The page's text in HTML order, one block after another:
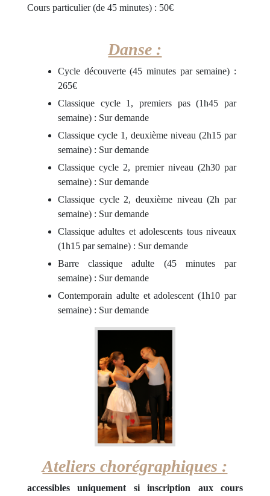
Cours particulier (de 45 minutes) : 50€
Danse :
Cycle découverte (45 minutes par semaine) :
265€
Classique cycle 1, premiers pas (1h45 par
semaine) : Sur demande
Classique cycle 1, deuxième niveau (2h15 par
semaine) : Sur demande
Classique cycle 2, premier niveau (2h30 par
semaine) : Sur demande
Classique cycle 2, deuxième niveau (2h par
semaine) : Sur demande
Classique adultes et adolescents tous niveaux
(1h15 par semaine) : Sur demande
Barre classique adulte (45 minutes par
semaine) : Sur demande
Contemporain adulte et adolescent (1h10 par
semaine) : Sur demande
Ateliers chorégraphiques :
accessibles uniquement si inscription aux cours